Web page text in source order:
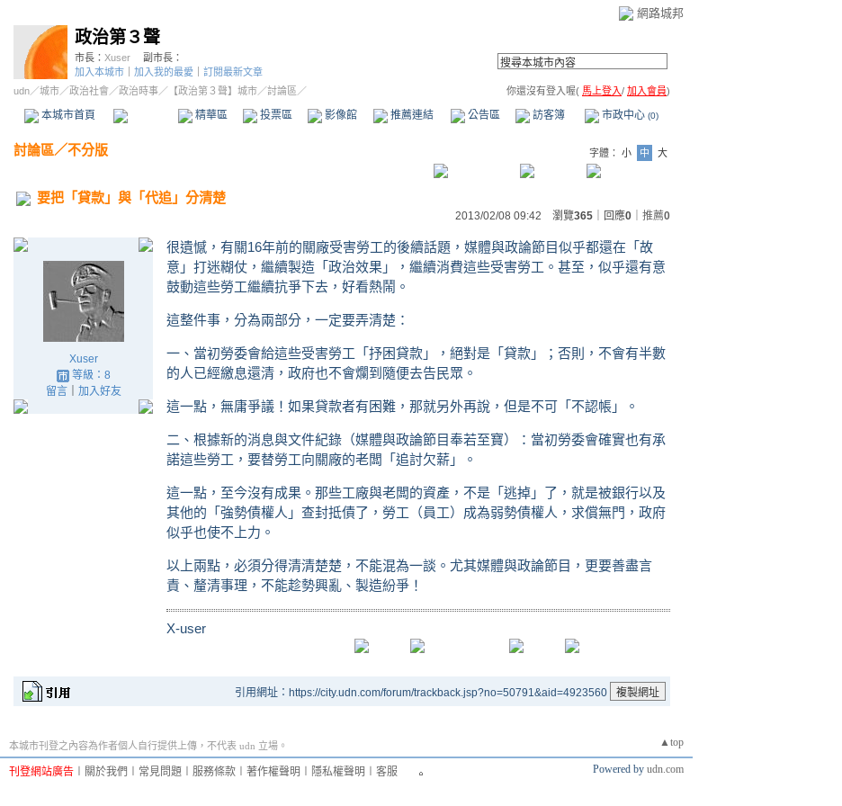
網路城邦
政治第３聲
市長： Xuser
副市長：
加入本城市
加入我的最愛
訂閱最新文章
udn／城市／政治社會 ／政治時事／ 【政治第３聲】城市／討論區／ 你還沒有登入喔( 馬上登入/ 加入會員)
本城市首頁 精華區 投票區 影像館 推薦連結 公告區 訪客簿 市政中心 (0)
討論區／不分版 字體： 小 中 大
要把「貸款」與「代追」分清楚
2013/02/08 09:42 瀏覽365 ｜回應0 推薦0
Xuser
等級：8
留言｜ 加入好友
很遺憾，有關16年前的關廠受害勞工的後續話題，媒體與政論節目似乎都還在「故
意」打迷糊仗，繼續製造「政治效果」，繼續消費這些受害勞工。甚至，似乎還有意
鼓動這些勞工繼續抗爭下去，好看熱鬧。
這整件事，分為兩部分，一定要弄清楚：
一、當初勞委會給這些受害勞工「抒困貸款」，絕對是「貸款」；否則，不會有半數
的人已經繳息還清，政府也不會爛到隨便去告民眾。
這一點，無庸爭議！如果貸款者有困難，那就另外再說，但是不可「不認帳」。
二、根據新的消息與文件紀錄（媒體與政論節目奉若至寶）：當初勞委會確實也有承
諾這些勞工，要替勞工向關廠的老闆「追討欠薪」。
這一點，至今沒有成果。那些工廠與老闆的資產，不是「逃掉」了，就是被銀行以及
其他的「強勢債權人」查封抵債了，勞工（員工）成為弱勢債權人，求償無門，政府
似乎也使不上力。
以上兩點，必須分得清清楚楚，不能混為一談。尤其媒體與政論節目，更要善盡言
責、釐清事理，不能趁勢興亂、製造紛爭！
X-user
引用網址：https://city.udn.com/forum/trackback.jsp?no=50791&aid=4923560
▲top
本城市刊登之內容為作者個人自行提供上傳，不代表 udn 立場。
刊登網站廣告 關於我們 常見問題 服務條款 著作權聲明 隱私權聲明 客服 Powered by udn.com